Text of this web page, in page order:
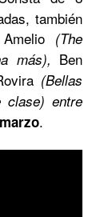
también
(The
más), Ben
(Bellas
entre
.